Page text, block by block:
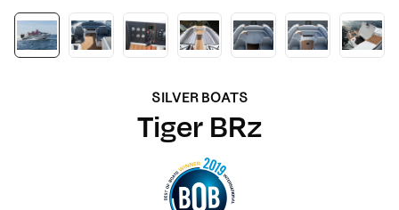
SILVER BOATS
Tiger BRz